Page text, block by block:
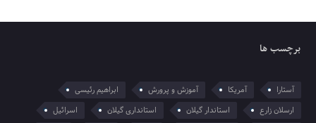
برچسب ها
آستارا آمریکا آموزش و پرورش
ابراهیم رئیسی
ارسلان زارع
استاندار گیلان استانداری گیلان
اسرائیل